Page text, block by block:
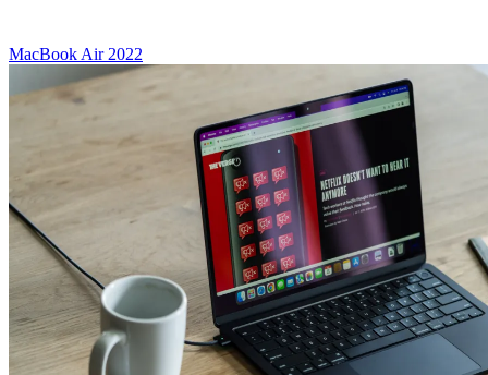
MacBook Air 2022